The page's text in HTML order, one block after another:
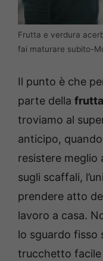
Frutta e verdura
fai maturare subito-
Il punto è che
parte della
troviamo al
anticipo,
resistere meglio
sugli scaffali,
prendere atto
lavoro a casa.
lo sguardo fisso
trucchetto facile